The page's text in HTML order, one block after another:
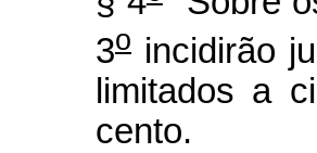
3o incidirão
limitados a
cento.